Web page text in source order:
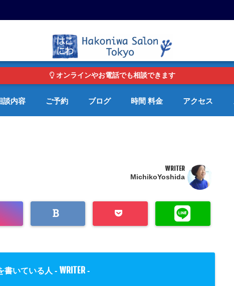
オンラインやお電話でも相談できます
談内容 ご予約 ブログ 時間 料金 アクセス
WRITER
MichikoYoshida
書いている人 - WRITER -